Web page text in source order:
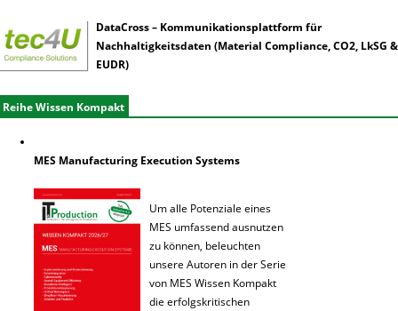
DataCross – Kommunikationsplattform für
Nachhaltigkeitsdaten (Material Compliance, CO2, LkSG &
EUDR)
Reihe Wissen Kompakt
MES Manufacturing Execution Systems
Um alle Potenziale eines
MES umfassend ausnutzen
zu können, beleuchten
unsere Autoren in der Serie
von MES Wissen Kompakt
die erfolgskritischen